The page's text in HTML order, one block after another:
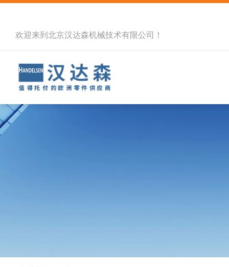
欢迎来到北京汉达森机械技术有限公司！